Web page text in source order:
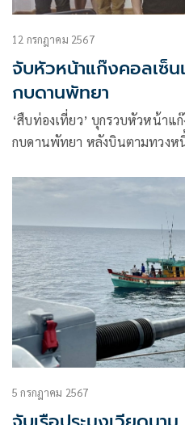
12 กรกฎาคม 2567
จับหัวหน้าแก๊งคอลเซ็น
กบดานพัทยา
‘สืบท่องเที่ยว’ บุกรวบหัวหน้าแ
กบดานพัทยา หลังบินตามทวงห
5 กรกฎาคม 2567